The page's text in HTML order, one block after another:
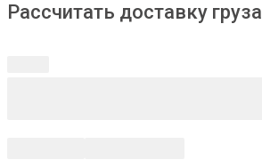
Рассчитать доставку груза